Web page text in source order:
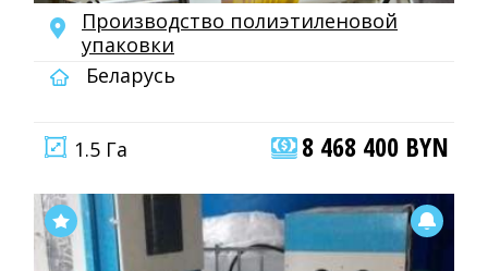
Производство полиэтиленовой
упаковки
Беларусь
1.5 Га 8 468 400 BYN